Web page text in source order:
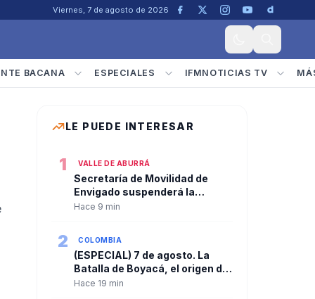
Viernes, 7 de agosto de 2026
BACANA ESPECIALES IFMNOTICIAS TV
LE PUEDE INTERESAR
1 VALLE DE ABURRÁ
Secretaría de Movilidad de
Envigado suspenderá la
atención al público mañana
Hace 9 min
2 COLOMBIA
(ESPECIAL) 7 de agosto. La
Batalla de Boyacá, el origen de
la independencia y la fecha que
Hace 19 min